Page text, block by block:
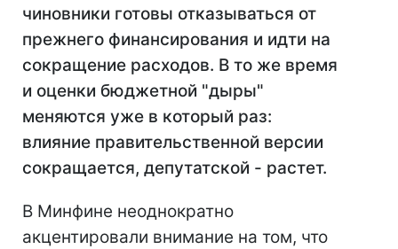
чиновники готовы отказываться от
прежнего финансирования и идти на
сокращение расходов. В то же время
и оценки бюджетной "дыры"
меняются уже в который раз:
влияние правительственной версии
сокращается, депутатской - растет.
В Минфине неоднократно
акцентировали внимание на том, что